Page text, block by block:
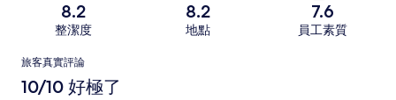
8.2
整潔度
8.2
地點
7.6
員工素質
評
論
旅客真實評論
10/10 好極了